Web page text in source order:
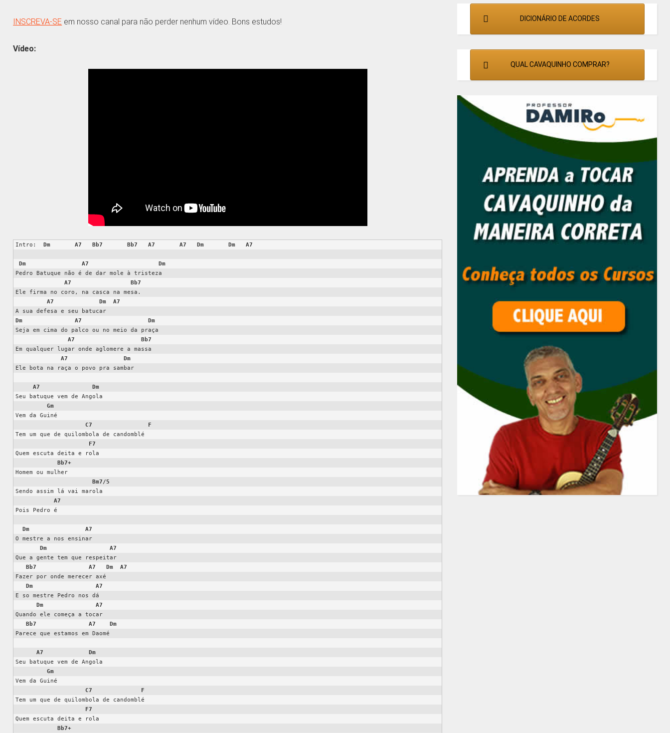
INSCREVA-SE em nosso canal para não perder nenhum vídeo. Bons estudos!
Vídeo:
Intro: Dm A7 Bb7 Bb7 A7 A7 Dm Dm A7
Dm A7
Dm
Pedro Batuque não é de dar mole à tristeza
A7
Bb7
Ele firma no coro, na casca na mesa.
A7
Dm
A7
Dm
A7
Dm
Seja em cima do palco ou no meio da praça
A7
Bb7
Em qualquer lugar onde aglomere a massa
A7
Dm
Ele bota na raça o povo pra sambar
A7
Dm
Seu batuque vem de Angola
Gm
Vem da Guiné
C7
F
Tem um que de quilombola de candomblé
F7
Quem escuta deita e rola
Bb7+
Homem ou mulher
Bm7/5
Sendo assim lá vai marola
A7
Pois Pedro é
Dm
A7
O mestre a nos ensinar
Dm
A7
Que a gente tem que respeitar
Bb7
A7 Dm
A7
Fazer por onde merecer axé
Dm
A7
E so mestre Pedro nos dá
Dm
A7
Quando ele começa a tocar
Bb7
A7
Dm
Parece que estamos em Daomé
A7
Dm
Seu batuque vem de Angola
Gm
Vem da Guiné
C7
F
Tem um que de quilombola de candomblé
F7
Quem escuta deita e rola
Bb7+
DICIONÁRIO DE ACORDES
QUAL CAVAQUINHO COMPRAR?